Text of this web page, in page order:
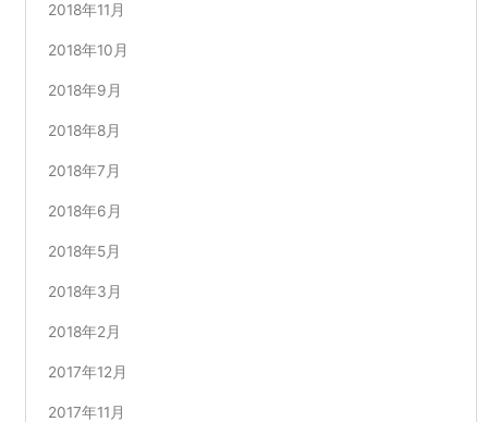
2018年11月
2018年10月
2018年9月
2018年8月
2018年7月
2018年6月
2018年5月
2018年3月
2018年2月
2017年12月
2017年11月